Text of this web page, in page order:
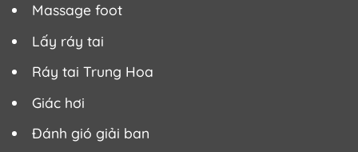
Massage foot
Lấy ráy tai
Ráy tai Trung Hoa
Giác hơi
Đánh gió giải ban